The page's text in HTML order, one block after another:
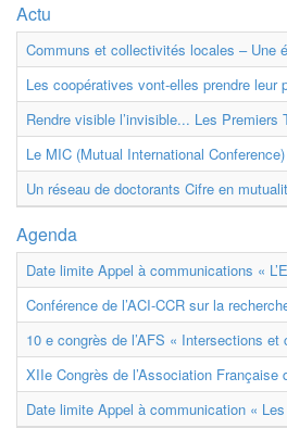
Actu
Communs et collectivités locales – Une
Les coopératives vont-elles prendre leur
Rendre visible l’invisible... Les Premiers
Le MIC (Mutual International
Un réseau de doctorants Cifre en
Agenda
Date limite Appel à communications «
Conférence de l’ACI-CCR sur la
10 e congrès de l’AFS « Intersections
XIIe Congrès de l’Association
Date limite Appel à communication «